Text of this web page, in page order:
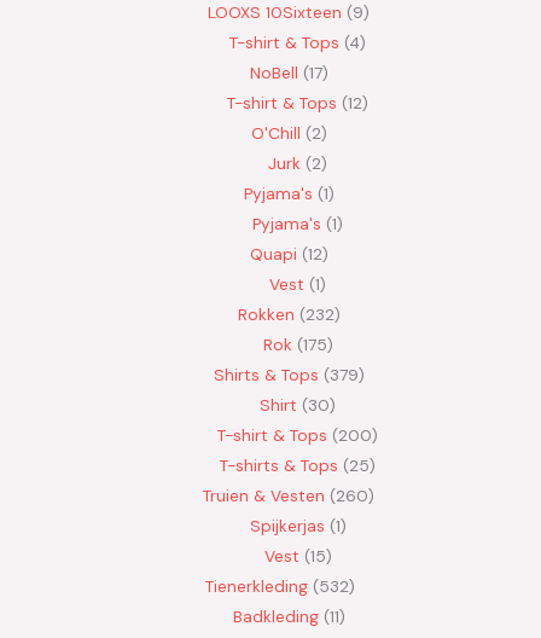
LOOXS 10Sixteen
9
T-shirt & Tops 4
NoBell 17
T-shirt & Tops 12
O'Chill 2
Jurk 2
Pyjama's 1
Pyjama's 1
Quapi 12
Vest 1
Rokken 232
Rok 175
Shirts & Tops 379
Shirt
30
T-shirt & Tops
200
T-shirts & Tops
25
Truien & Vesten
260
Spijkerjas 1
Vest 15
Tienerkleding 532
Badkleding 11